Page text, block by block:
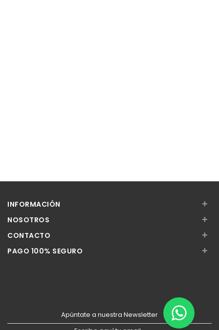
INFORMACIÓN +
NOSOTROS +
CONTACTO +
PAGO 100% SEGURO +
Apúntate a nuestra Newsletter